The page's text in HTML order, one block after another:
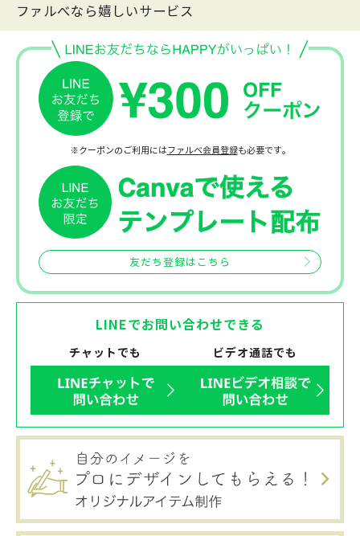
ファルべなら嬉しいサービス
※クーポンのご利用にはファルベ会員登録も必要です。
友だち登録はこちら
LINEでお問い合わせできる
チャットでも ビデオ通話でも